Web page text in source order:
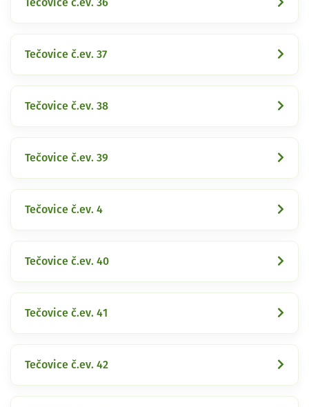
Tečovice č.ev. 36
Tečovice č.ev. 37
Tečovice č.ev. 38
Tečovice č.ev. 39
Tečovice č.ev. 4
Tečovice č.ev. 40
Tečovice č.ev. 41
Tečovice č.ev. 42